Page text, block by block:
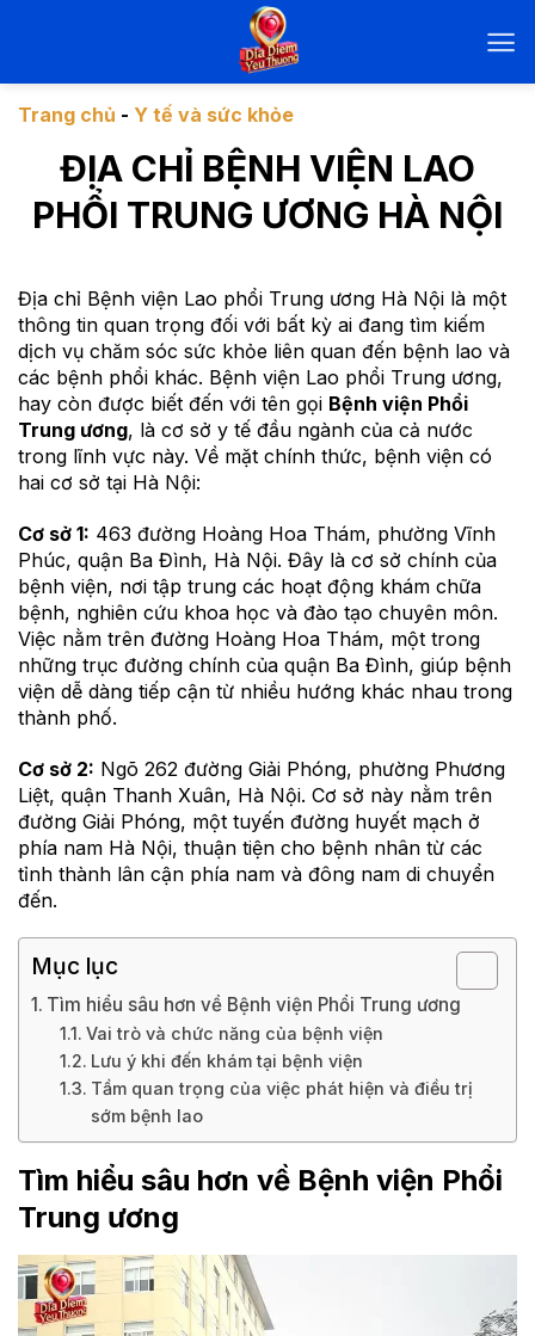
dungTrang chủ - Y tế và sức khỏe
ĐỊA CHỈ BỆNH VIỆN LAO
PHỔI TRUNG ƯƠNG HÀ NỘI
Địa chỉ Bệnh viện Lao phổi Trung ương Hà Nội là một
thông tin quan trọng đối với bất kỳ ai đang tìm kiếm
dịch vụ chăm sóc sức khỏe liên quan đến bệnh lao và
các bệnh phổi khác. Bệnh viện Lao phổi Trung ương,
hay còn được biết đến với tên gọi Bệnh viện Phổi
Trung ương, là cơ sở y tế đầu ngành của cả nước
trong lĩnh vực này. Về mặt chính thức, bệnh viện có
hai cơ sở tại Hà Nội:
Cơ sở 1: 463 đường Hoàng Hoa Thám, phường Vĩnh
Phúc, quận Ba Đình, Hà Nội. Đây là cơ sở chính của
bệnh viện, nơi tập trung các hoạt động khám chữa
bệnh, nghiên cứu khoa học và đào tạo chuyên môn.
Việc nằm trên đường Hoàng Hoa Thám, một trong
những trục đường chính của quận Ba Đình, giúp bệnh
viện dễ dàng tiếp cận từ nhiều hướng khác nhau trong
thành phố.
Cơ sở 2: Ngõ 262 đường Giải Phóng, phường Phương
Liệt, quận Thanh Xuân, Hà Nội. Cơ sở này nằm trên
đường Giải Phóng, một tuyến đường huyết mạch ở
phía nam Hà Nội, thuận tiện cho bệnh nhân từ các
tỉnh thành lân cận phía nam và đông nam di chuyển
đến.
Mục lục
Tìm hiểu sâu hơn về Bệnh viện Phổi Trung ương
Vai trò và chức năng của bệnh viện
Lưu ý khi đến khám tại bệnh viện
Tầm quan trọng của việc phát hiện và điều trị
sớm bệnh lao
Tìm hiểu sâu hơn về Bệnh viện Phổi
Trung ương